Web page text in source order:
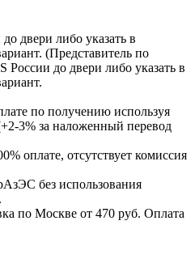
двери либо указать в
(Представитель по
до двери либо указать в
по получению используя
3% за наложенный перевод
оплате, отсутствует комиссия
без использования
по Москве от 470 руб. Оплата